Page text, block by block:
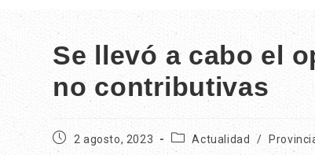
Se llevó a cabo el
no contributivas
2 agosto, 2023 Actualidad /